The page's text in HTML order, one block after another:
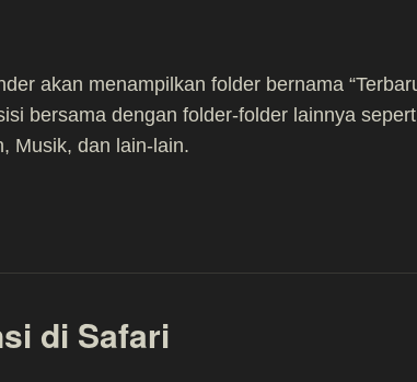
akan menampilkan folder bernama
bersama dengan folder-folder lainnya
Musik, dan lain-lain.
di Safari